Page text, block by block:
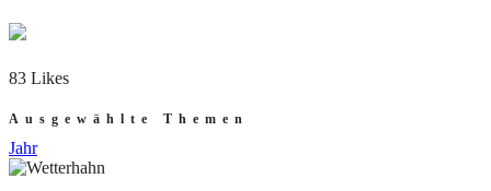
83 Likes
Ausgewählte Themen
Jahr